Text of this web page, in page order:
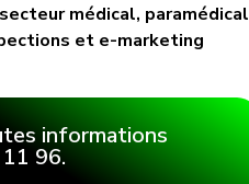
médical, paramédical
et e-marketing
informations
96.